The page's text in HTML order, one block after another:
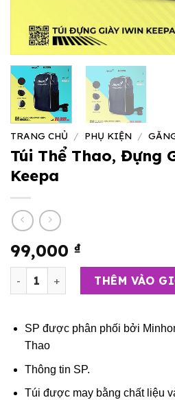
TRANG CHỦ / PHỤ KIỆN /
Túi Thể Thao, Đựng
Keepa
99,000 ₫
Túi Thể Thao, Đựng Giày – iWin
THÊM VÀO
SP được phân phối bởi
Thao
Thông tin SP.
Túi được may bằng chất liệu